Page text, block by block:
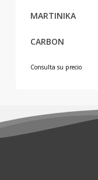
MARTINIKA
CARBON
Consulta su precio